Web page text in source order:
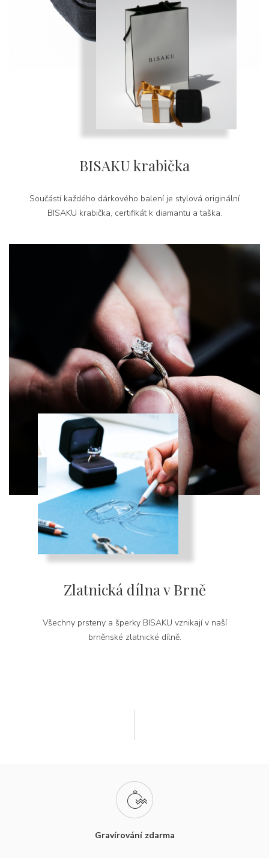
BISAKU krabička
Součástí každého dárkového balení je stylová originální
BISAKU krabička, certifikát k diamantu a taška.
Zlatnická dílna v Brně
Všechny prsteny a šperky BISAKU vznikají v naší
brněnské zlatnické dílně.
Gravírování zdarma